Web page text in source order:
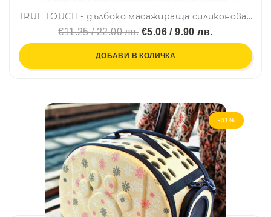
TRUE TOUCH - дълбоко масажираща силиконова ръкавица-гребен
€11.25 / 22.00 лв.€5.06 / 9.90 лв.
ДОБАВИ В КОЛИЧКА
-31%